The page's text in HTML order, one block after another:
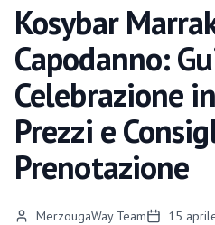
Kosybar
Capodanno:
Celebrazione
Prezzi e
Prenotazione
MerzougaWay Team 15